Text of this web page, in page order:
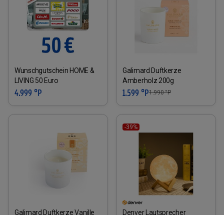
Wunschgutschein HOME &
LIVING 50 Euro
4.999 °P
Galimard Duftkerze
Amberholz 200g
1.599 °P1.990°P
Galimard Duftkerze Vanille
-39%
Denver Lautsprecher